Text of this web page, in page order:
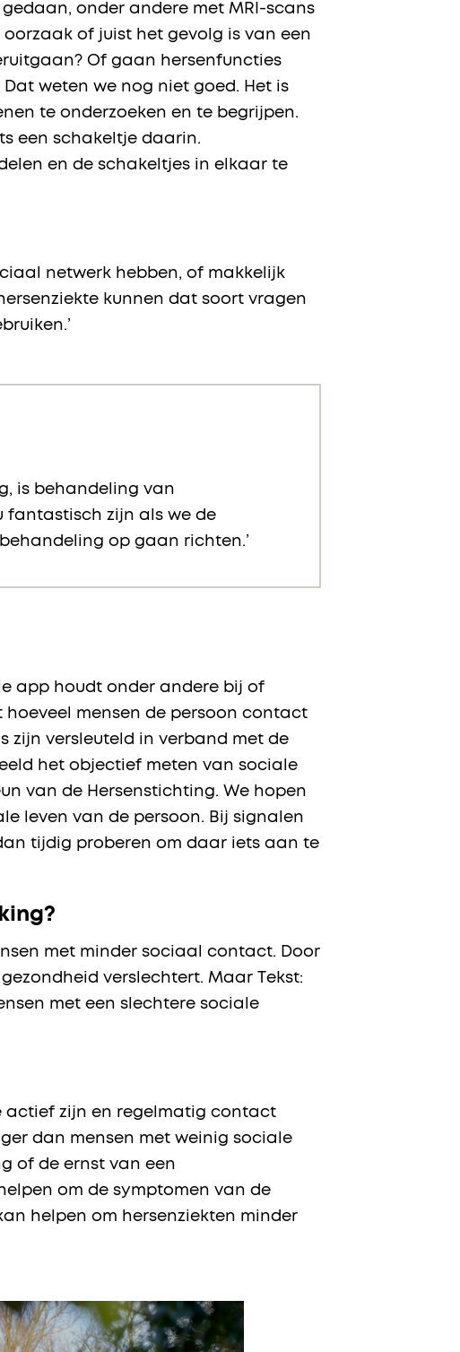
onder andere met MRI-scans
of juist het gevolg is van een
Of gaan hersenfuncties
weten we nog niet goed. Het is
te onderzoeken en te begrijpen.
een schakeltje daarin.
en de schakeltjes in elkaar te
netwerk hebben, of makkelijk
kunnen dat soort vragen
is behandeling van
fantastisch zijn als we de
op gaan richten.’
app houdt onder andere bij of
mensen de persoon contact
zijn versleuteld in verband met de
het objectief meten van sociale
van de Hersenstichting. We hopen
leven van de persoon. Bij signalen
tijdig proberen om daar iets aan te
met minder sociaal contact. Door
verslechtert. Maar Tekst:
met een slechtere sociale
actief zijn en regelmatig contact
dan mensen met weinig sociale
of de ernst van een
om de symptomen van de
helpen om hersenziekten minder